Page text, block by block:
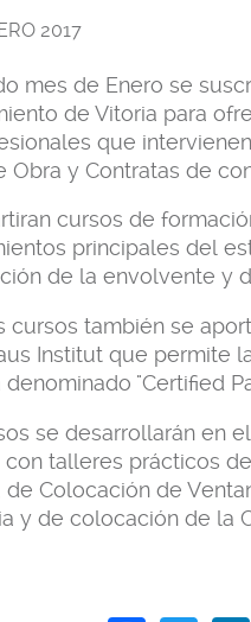
2017
mes de Enero se
de Vitoria para
que
Obra y Contratas de
cursos de
principales del
de la envolvente y
cursos también se
Institut que permite
denominado "Certified
se desarrollarán en
con talleres prácticos
de Colocación de
y de colocación de la